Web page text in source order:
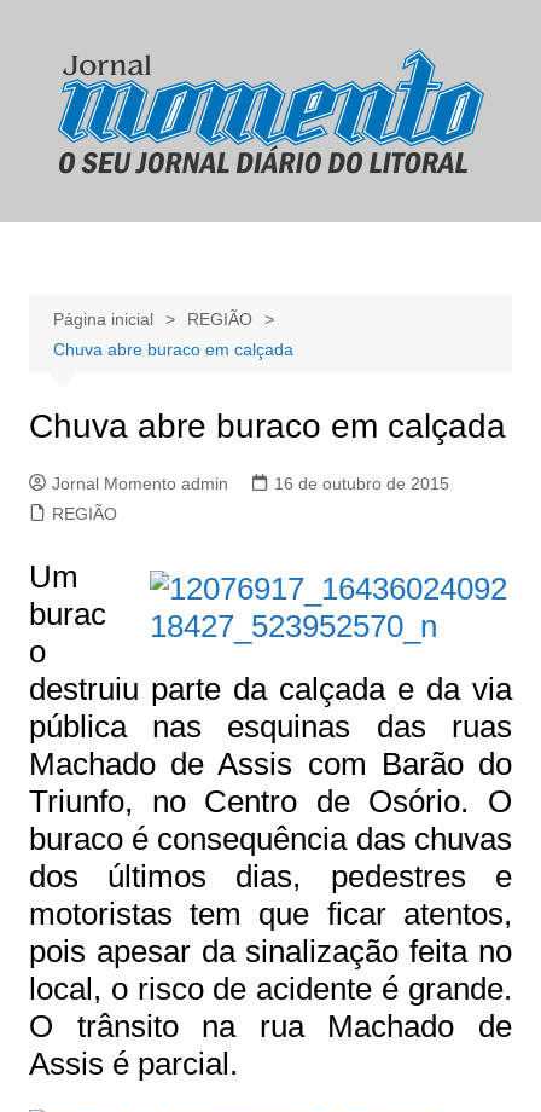
conteúdo
Página inicial
REGIÃO
Chuva abre buraco em calçada
Chuva abre buraco em calçada
Jornal Momento admin
16 de outubro de 2015
REGIÃO
Um
burac
o
destruiu parte da calçada e da via
pública nas esquinas das ruas
Machado de Assis com Barão do
Triunfo, no Centro de Osório. O
buraco é consequência das chuvas
dos últimos dias, pedestres e
motoristas tem que ficar atentos,
pois apesar da sinalização feita no
local, o risco de acidente é grande.
O trânsito na rua Machado de
Assis é parcial.